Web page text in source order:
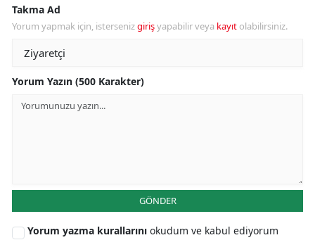
Takma Ad
Yorum yapmak için, istersenizgirişyapabilir veya kayıt olabilirsiniz.
Yorum Yazın (500 Karakter)
GÖNDER
Yorum yazma kurallarını okudum ve kabul ediyorum